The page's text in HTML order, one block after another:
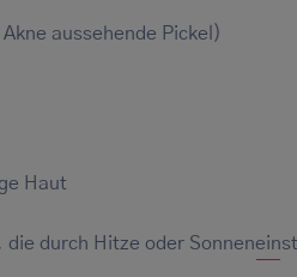
aussehende Pickel)
Haut
die durch Hitze oder